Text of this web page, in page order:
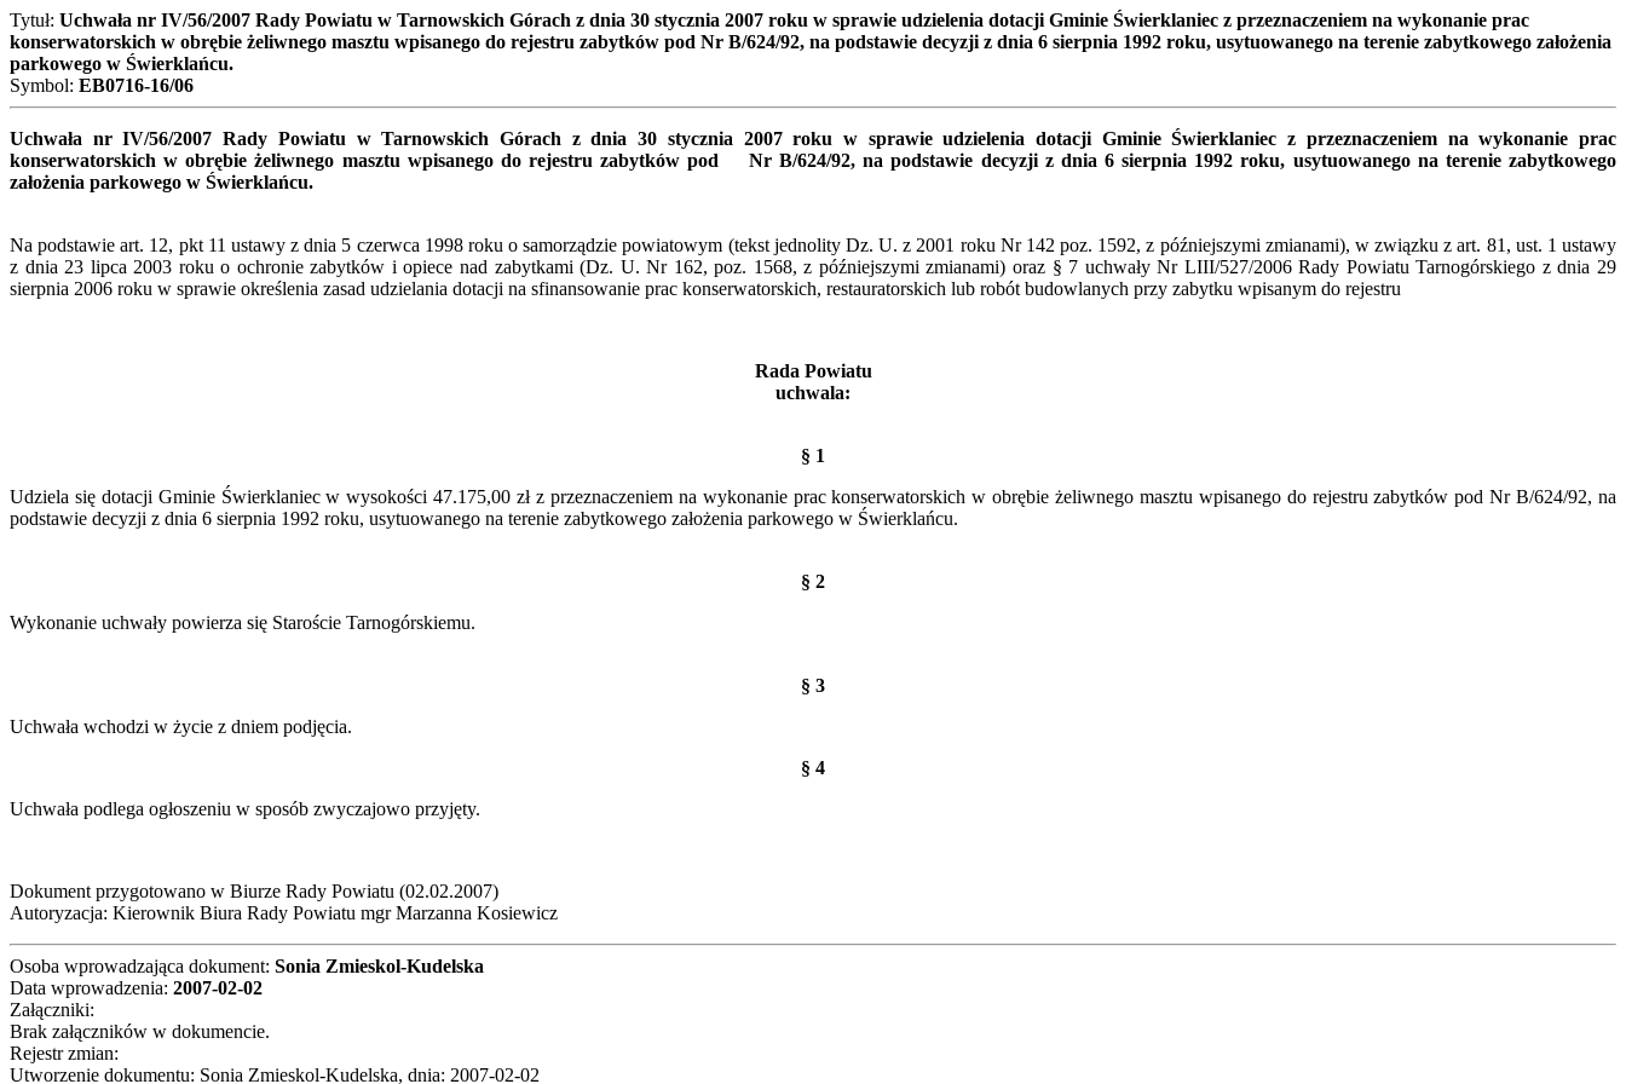
Tytuł: Uchwała nr IV/56/2007 Rady Powiatu w Tarnowskich Górach z dnia 30 stycznia 2007 roku w sprawie udzielenia dotacji Gminie Świerklaniec z przeznaczeniem na wykonanie prac
konserwatorskich w obrębie żeliwnego masztu wpisanego do rejestru zabytków pod Nr B/624/92, na podstawie decyzji z dnia 6 sierpnia 1992 roku, usytuowanego na terenie zabytkowego założenia
parkowego w Świerklańcu.
Symbol: EB0716-16/06
Uchwała nr IV/56/2007 Rady Powiatu w Tarnowskich Górach z dnia 30 stycznia 2007 roku w sprawie udzielenia dotacji Gminie Świerklaniec z przeznaczeniem na wykonanie prac
konserwatorskich w obrębie żeliwnego masztu wpisanego do rejestru zabytków pod Nr B/624/92, na podstawie decyzji z dnia 6 sierpnia 1992 roku, usytuowanego na terenie zabytkowego
założenia parkowego w Świerklańcu.
Na podstawie art. 12, pkt 11 ustawy z dnia 5 czerwca 1998 roku o samorządzie powiatowym (tekst jednolity Dz. U. z 2001 roku Nr 142 poz. 1592, z późniejszymi zmianami), w związku z art. 81, ust. 1 ustawy
z dnia 23 lipca 2003 roku o ochronie zabytków i opiece nad zabytkami (Dz. U. Nr 162, poz. 1568, z późniejszymi zmianami) oraz § 7 uchwały Nr LIII/527/2006 Rady Powiatu Tarnogórskiego z dnia 29
sierpnia 2006 roku w sprawie określenia zasad udzielania dotacji na sfinansowanie prac konserwatorskich, restauratorskich lub robót budowlanych przy zabytku wpisanym do rejestru
Rada Powiatu
uchwala:
§ 1
Udziela się dotacji Gminie Świerklaniec w wysokości 47.175,00 zł z przeznaczeniem na wykonanie prac konserwatorskich w obrębie żeliwnego masztu wpisanego do rejestru zabytków pod Nr B/624/92, na
podstawie decyzji z dnia 6 sierpnia 1992 roku, usytuowanego na terenie zabytkowego założenia parkowego w Świerklańcu.
§ 2
Wykonanie uchwały powierza się Staroście Tarnogórskiemu.
§ 3
Uchwała wchodzi w życie z dniem podjęcia.
§ 4
Uchwała podlega ogłoszeniu w sposób zwyczajowo przyjęty.
Dokument przygotowano w Biurze Rady Powiatu (02.02.2007)
Autoryzacja: Kierownik Biura Rady Powiatu mgr Marzanna Kosiewicz
Osoba wprowadzająca dokument: Sonia Zmieskol-Kudelska
Data wprowadzenia: 2007-02-02
Załączniki:
Brak załączników w dokumencie.
Rejestr zmian:
Utworzenie dokumentu: Sonia Zmieskol-Kudelska, dnia: 2007-02-02